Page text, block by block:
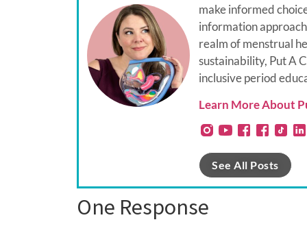
make informed
information
realm of menstrual
sustainability, Put A
inclusive period
Learn More About
See All Posts
One Response